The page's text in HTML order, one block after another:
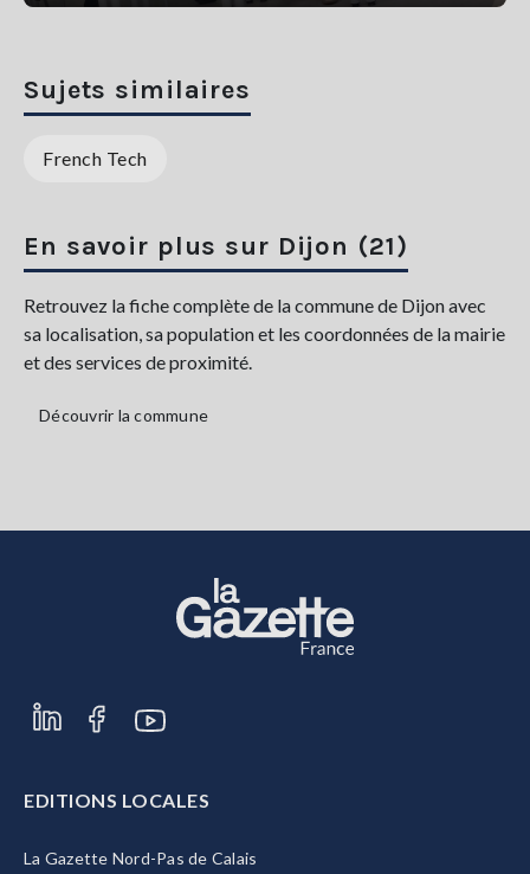
Sujets similaires
French Tech
En savoir plus sur Dijon (21)
Retrouvez la fiche complète de la commune de Dijon avec
sa localisation, sa population et les coordonnées de la mairie
et des services de proximité.
Découvrir la commune
EDITIONS LOCALES
La Gazette Nord-Pas de Calais